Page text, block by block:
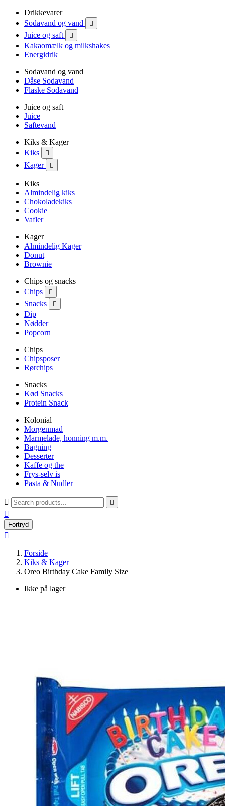
Drikkevarer
Sodavand og vand

Juice og saft 
Kakaomælk og milkshakes
Energidrik
Sodavand og vand
Dåse Sodavand
Flaske Sodavand
Juice og saft
Juice
Saftevand
Kiks & Kager
Kiks

Kager 
Kiks
Almindelig kiks
Chokoladekiks
Cookie
Vafler
Kager
Almindelig Kager
Donut
Brownie
Chips og snacks
Chips

Snacks 
Dip
Nødder
Popcorn
Chips
Chipsposer
Rørchips
Snacks
Kød Snacks
Protein Snack
Kolonial
Morgenmad
Marmelade, honning m.m.
Bagning
Desserter
Kaffe og the
Frys-selv is
Pasta & Nudler
 

Fortryd

Forside
Kiks & Kager
Oreo Birthday Cake Family Size
Ikke på lager